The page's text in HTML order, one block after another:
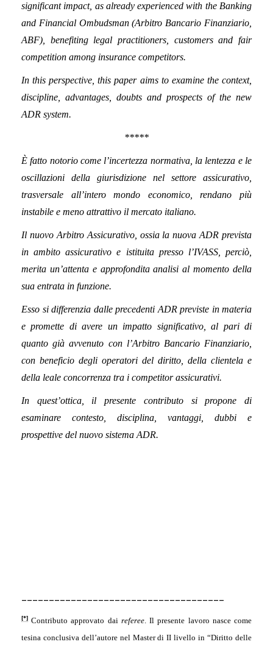
significant impact, as already experienced with the Banking
and Financial Ombudsman (Arbitro Bancario Finanziario,
ABF), benefiting legal practitioners, customers and fair
competition among insurance competitors.
In this perspective, this paper aims to examine the context,
discipline, advantages, doubts and prospects of the new
ADR system.
*****
È fatto notorio come l’incertezza normativa, la lentezza e le
oscillazioni della giurisdizione nel settore assicurativo,
trasversale all’intero mondo economico, rendano più
instabile e meno attrattivo il mercato italiano.
Il nuovo Arbitro Assicurativo, ossia la nuova ADR prevista
in ambito assicurativo e istituita presso l’IVASS, perciò,
merita un’attenta e approfondita analisi al momento della
sua entrata in funzione.
Esso si differenzia dalle precedenti ADR previste in materia
e promette di avere un impatto significativo, al pari di
quanto già avvenuto con l’Arbitro Bancario Finanziario,
con beneficio degli operatori del diritto, della clientela e
della leale concorrenza tra i competitor assicurativi.
In quest’ottica, il presente contributo si propone di
esaminare contesto, disciplina, vantaggi, dubbi e
prospettive del nuovo sistema ADR.
[*] Contributo approvato dai referee. Il presente lavoro nasce come
tesina conclusiva dell’autore nel Master di II livello in “Diritto delle